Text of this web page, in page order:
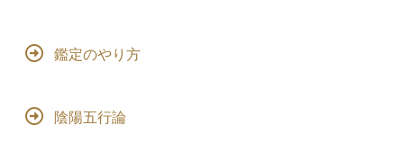
鑑定のやり方
陰陽五行論